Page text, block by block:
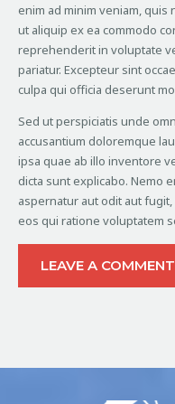
enim ad minim veniam,
ut aliquip ex ea commodo
reprehenderit in voluptate
pariatur. Excepteur sint
culpa qui officia deserunt
Sed ut perspiciatis unde
accusantium doloremque
ipsa quae ab illo inventore
dicta sunt explicabo. Nemo
aspernatur aut odit aut
eos qui ratione voluptatem
LEAVE A COMMENT